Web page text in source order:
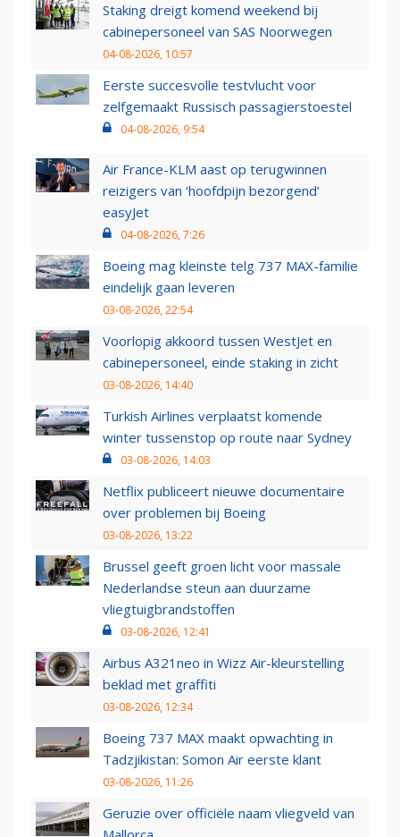
Staking dreigt komend weekend bij
cabinepersoneel van SAS Noorwegen
04-08-2026, 10:57
Eerste succesvolle testvlucht voor
zelfgemaakt Russisch passagierstoestel
04-08-2026, 9:54
Air France-KLM aast op terugwinnen
reizigers van ‘hoofdpijn bezorgend’
easyJet
04-08-2026, 7:26
Boeing mag kleinste telg 737 MAX-familie
eindelijk gaan leveren
03-08-2026, 22:54
Voorlopig akkoord tussen WestJet en
cabinepersoneel, einde staking in zicht
03-08-2026, 14:40
Turkish Airlines verplaatst komende
winter tussenstop op route naar Sydney
03-08-2026, 14:03
Netflix publiceert nieuwe documentaire
over problemen bij Boeing
03-08-2026, 13:22
Brussel geeft groen licht voor massale
Nederlandse steun aan duurzame
vliegtuigbrandstoffen
03-08-2026, 12:41
Airbus A321neo in Wizz Air-kleurstelling
beklad met graffiti
03-08-2026, 12:34
Boeing 737 MAX maakt opwachting in
Tadzjikistan: Somon Air eerste klant
03-08-2026, 11:26
Geruzie over officiële naam vliegveld van